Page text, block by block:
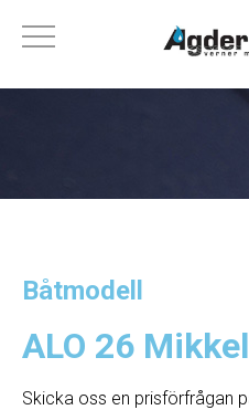
Båtmodell
ALO 26
Skicka oss en prisförfrågan